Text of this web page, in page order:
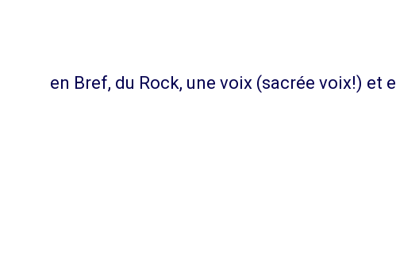
en Bref, du Rock, une voix (sacrée voix!) et